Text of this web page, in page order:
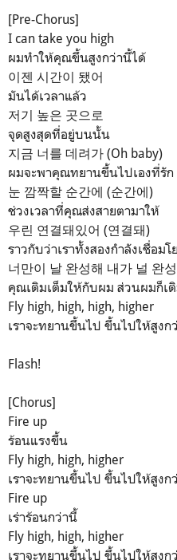
[Pre-Chorus]
I can take you high
ผมทำให้คุณขึ้นสูงกว่านี้ได้
이젠 시간이 됐어
มันได้เวลาแล้ว
저기 높은 곳으로
จุดสูงสุดที่อยู่บนนั้น
지금 너를 데려가 (Oh baby)
ผมจะพาคุณทยานขึ้นไปเองที่รัก
눈 깜짝할 순간에 (순간에)
ช่วงเวลาที่คุณส่งสายตามาให้
우린 연결돼있어 (연결돼)
ราวกับว่าเราทั้งสองกำลังเชื่อมโ
너만이 날 완성해 내가 널 완
คุณเติมเต็มให้กับผม ส่วนผมก็เ
Fly high, high, high, higher
เราจะทยานขึ้นไป ขึ้นไปให้สูงก
Flash!
[Chorus]
Fire up
ร้อนแรงขึ้น
Fly high, high, higher
เราจะทยานขึ้นไป ขึ้นไปให้สูงก
Fire up
เร่าร้อนกว่านี้
Fly high, high, higher
เราจะทยานขึ้นไป ขึ้นไปให้สูงก